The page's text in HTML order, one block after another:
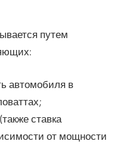
путем
автомобиля в
ставка
от мощности